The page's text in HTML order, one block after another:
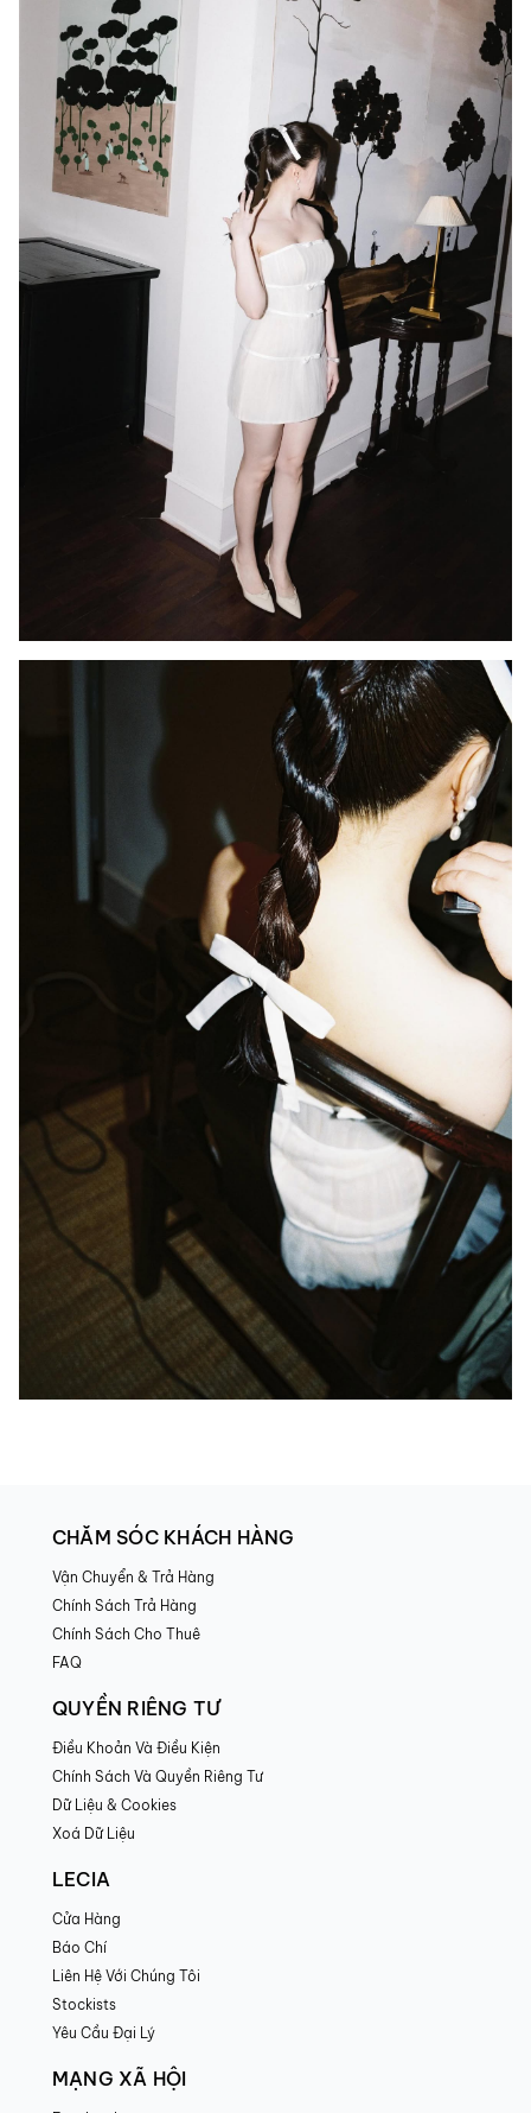
CHĂM SÓC KHÁCH HÀNG
Vận Chuyển & Trả Hàng
Chính Sách Trả Hàng
Chính Sách Cho Thuê
FAQ
QUYỀN RIÊNG TƯ
Điều Khoản Và Điều Kiện
Chính Sách Và Quyền Riêng Tư
Dữ Liệu & Cookies
Xoá Dữ Liệu
LECIA
Cửa Hàng
Báo Chí
Liên Hệ Với Chúng Tôi
Stockists
Yêu Cầu Đại Lý
MẠNG XÃ HỘI